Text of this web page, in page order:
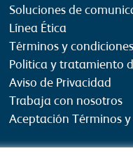
Soluciones de
Línea Ética
Términos y condiciones
Politica y tratamiento
Aviso de Privacidad
Trabaja con nosotros
Aceptación Términos